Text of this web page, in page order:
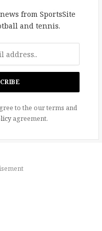
from SportsSite
and tennis.
to the our terms and
agreement.